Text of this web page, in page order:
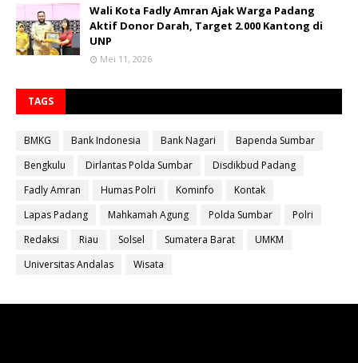
Wali Kota Fadly Amran Ajak Warga Padang
Aktif Donor Darah, Target 2.000 Kantong di
UNP
Mei 11, 2026
TAGS
BMKG Bank Indonesia Bank Nagari
Bapenda Sumbar
Bengkulu
Dirlantas Polda Sumbar
Disdikbud Padang
Fadly Amran
Humas Polri Kominfo
Kontak
Lapas Padang
Mahkamah Agung Polda Sumbar
Polri
Redaksi
Riau Solsel Sumatera Barat
UMKM
Universitas Andalas
Wisata